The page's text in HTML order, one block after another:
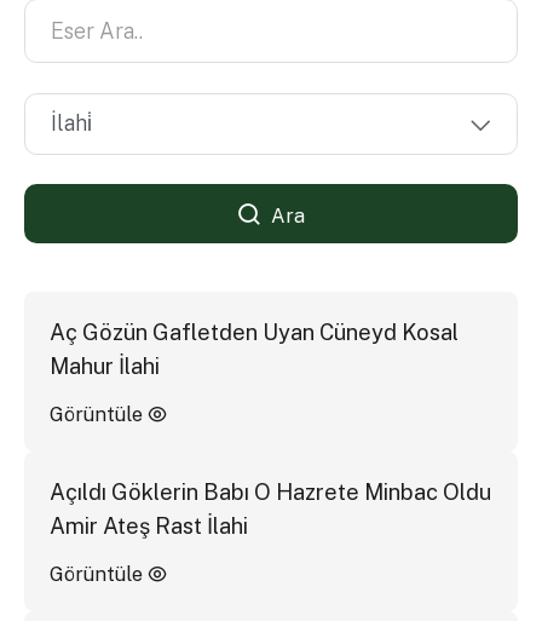
Ara
Aç Gözün Gafletden Uyan Cüneyd Kosal
Mahur İlahi
Görüntüle
Açıldı Göklerin Babı O Hazrete Minbac Oldu
Amir Ateş Rast İlahi
Görüntüle